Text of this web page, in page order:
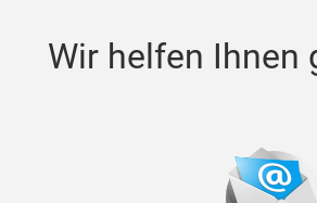
Wir helfen Ihnen